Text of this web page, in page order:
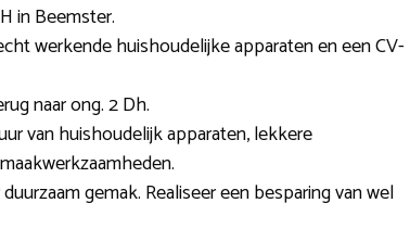
in Beemster.
werkende huishoudelijke apparaten en een CV-
naar ong. 2 Dh.
van huishoudelijk apparaten, lekkere
gemak. Realiseer een besparing van wel